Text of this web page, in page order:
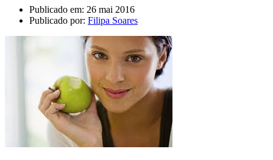
Publicado em: 26 mai 2016
Publicado por: Filipa Soares